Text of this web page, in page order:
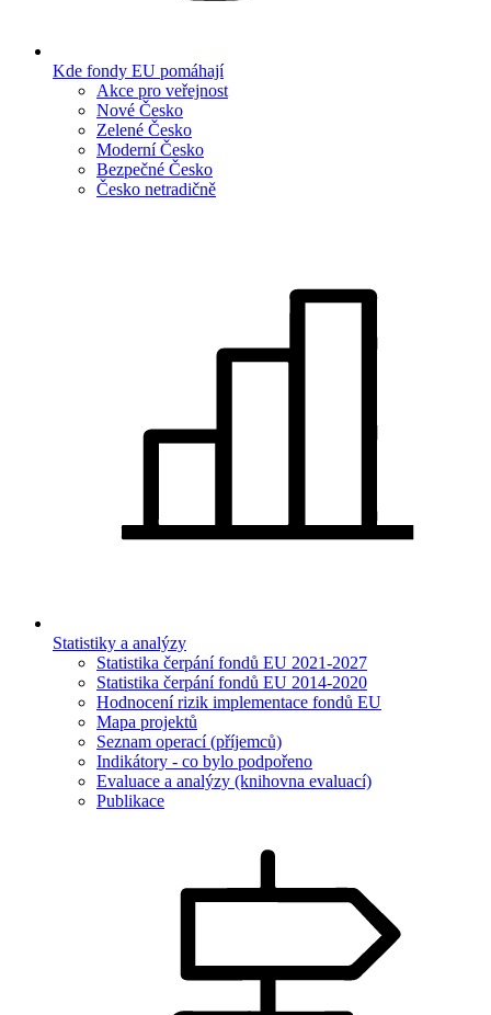
Kde fondy EU pomáhají
Akce pro veřejnost
Nové Česko
Zelené Česko
Moderní Česko
Bezpečné Česko
Česko netradičně
Statistiky a analýzy
Statistika čerpání fondů EU 2021-2027
Statistika čerpání fondů EU 2014-2020
Hodnocení rizik implementace fondů EU
Mapa projektů
Seznam operací (příjemců)
Indikátory - co bylo podpořeno
Evaluace a analýzy (knihovna evaluací)
Publikace